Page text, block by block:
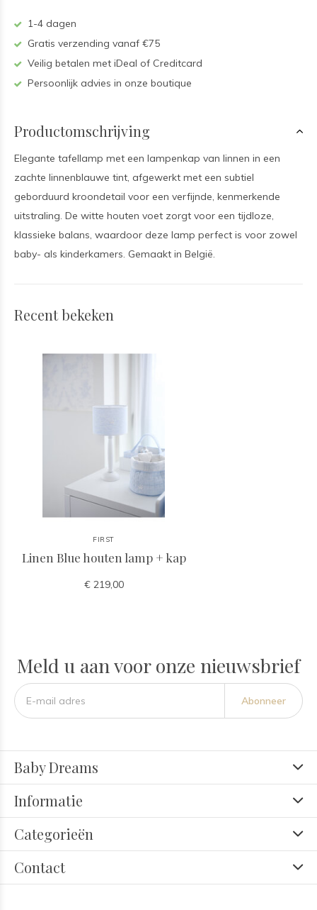
1-4 dagen
Gratis verzending vanaf €75
Veilig betalen met iDeal of Creditcard
Persoonlijk advies in onze boutique
Productomschrijving
Elegante tafellamp met een lampenkap van linnen in een
zachte linnenblauwe tint, afgewerkt met een subtiel
geborduurd kroondetail voor een verfijnde, kenmerkende
uitstraling. De witte houten voet zorgt voor een tijdloze,
klassieke balans, waardoor deze lamp perfect is voor zowel
baby- als kinderkamers. Gemaakt in België.
Recent bekeken
FIRST
Linen Blue houten lamp + kap
€ 219,00
Meld u aan voor onze nieuwsbrief
Abonneer
Baby Dreams
Informatie
Categorieën
Contact